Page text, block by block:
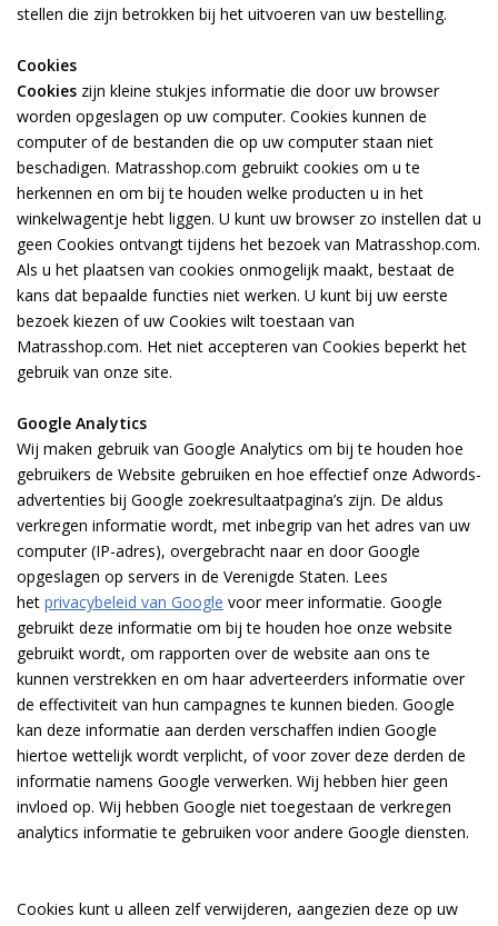
stellen die zijn betrokken bij het uitvoeren van uw bestelling.
Cookies
Cookies zijn kleine stukjes informatie die door uw browser
worden opgeslagen op uw computer. Cookies kunnen de
computer of de bestanden die op uw computer staan niet
beschadigen. Matrasshop.com gebruikt cookies om u te
herkennen en om bij te houden welke producten u in het
winkelwagentje hebt liggen. U kunt uw browser zo instellen dat u
geen Cookies ontvangt tijdens het bezoek van Matrasshop.com.
Als u het plaatsen van cookies onmogelijk maakt, bestaat de
kans dat bepaalde functies niet werken. U kunt bij uw eerste
bezoek kiezen of uw Cookies wilt toestaan van
Matrasshop.com. Het niet accepteren van Cookies beperkt het
gebruik van onze site.
Google Analytics
Wij maken gebruik van Google Analytics om bij te houden hoe
gebruikers de Website gebruiken en hoe effectief onze Adwords-
advertenties bij Google zoekresultaatpagina’s zijn. De aldus
verkregen informatie wordt, met inbegrip van het adres van uw
computer (IP-adres), overgebracht naar en door Google
opgeslagen op servers in de Verenigde Staten. Lees
het privacybeleid van Google voor meer informatie. Google
gebruikt deze informatie om bij te houden hoe onze website
gebruikt wordt, om rapporten over de website aan ons te
kunnen verstrekken en om haar adverteerders informatie over
de effectiviteit van hun campagnes te kunnen bieden. Google
kan deze informatie aan derden verschaffen indien Google
hiertoe wettelijk wordt verplicht, of voor zover deze derden de
informatie namens Google verwerken. Wij hebben hier geen
invloed op. Wij hebben Google niet toegestaan de verkregen
analytics informatie te gebruiken voor andere Google diensten.
Cookies kunt u alleen zelf verwijderen, aangezien deze op uw